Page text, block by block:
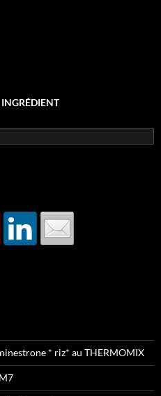
INGRÉDIENT
* riz* au THERMOMIX